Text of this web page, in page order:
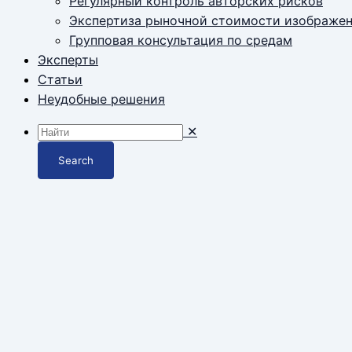
Экспертиза рыночной стоимости
Групповая консультация по средам
Эксперты
Статьи
Неудобные решения
✕